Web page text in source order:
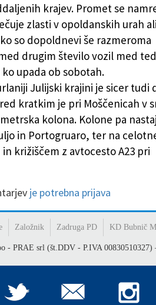
krajev. Promet se
zlasti v opoldanskih urah
so dopoldnevi še razmeroma
drugim število vozil med
upada ob sobotah.
Julijski krajini je sicer tudi
kratkim je pri Moščenicah v
kolona. Kolone pa
in Portogruaro, ter na
križiščem z avtocesto A23 pri
je potrebna prijava
Založnik Zadruga PD KD Bubnič
- PRAE srl (št.DDV - P.IVA 00830510327)